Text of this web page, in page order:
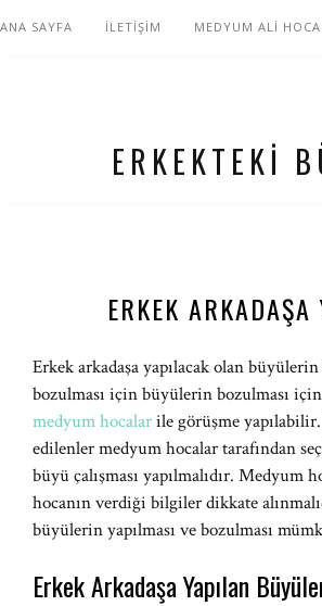
ANA SAYFA İLETİŞİM MEDYUM ALİ
ERKEKTEKI
ERKEK
Erkek arkadaşa yapılacak olan
bozulması için büyülerin bozulması
medyum hocalarile görüşme yapılabilir.
edilenler medyum hocalar tarafından
büyü çalışması yapılmalıdır. Medyum
hocanın verdiği bilgiler dikkate
büyülerin yapılması ve bozulması
Erkek Arkadaşa Yapılan